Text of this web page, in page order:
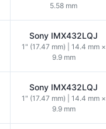
5.58 mm
Sony IMX432LQJ
1" (17.47 mm) | 14.4 mm ×
9.9 mm
Sony IMX432LQJ
1" (17.47 mm) | 14.4 mm ×
9.9 mm